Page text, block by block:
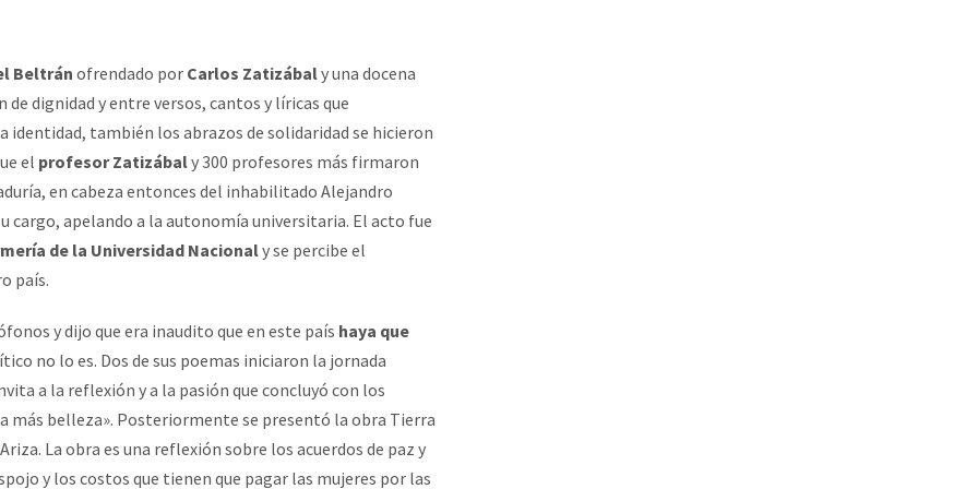
Beltrán ofrendado por Carlos Zatizábaly una docena
dignidad y entre versos, cantos y líricas que
también los abrazos de solidaridad se hicieron
el profesor Zatizábaly 300 profesores más firmaron
en cabeza entonces del inhabilitado Alejandro
cargo, apelando a la autonomía universitaria. El acto fue
de la Universidad Nacionaly se percibe el
país.
y dijo que era inaudito que en este país haya que
no lo es. Dos de sus poemas iniciaron la jornada
a la reflexión y a la pasión que concluyó con los
más belleza». Posteriormente se presentó la obra Tierra
La obra es una reflexión sobre los acuerdos de paz y
y los costos que tienen que pagar las mujeres por las